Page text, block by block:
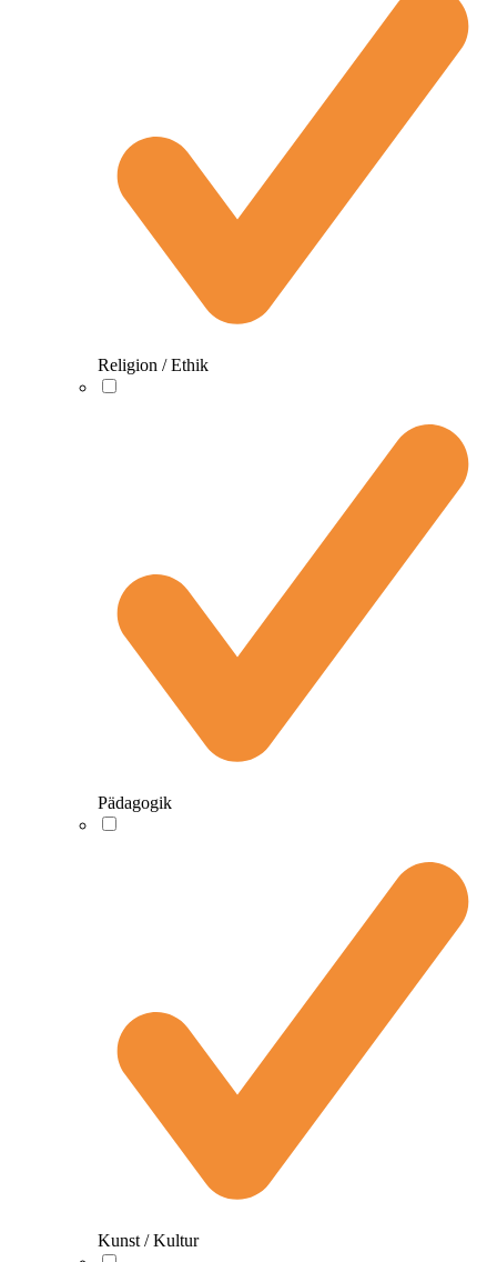
Religion / Ethik
Pädagogik
Kunst / Kultur